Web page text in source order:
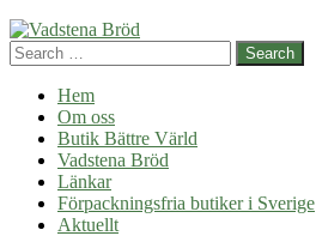
Search
Hem
Om oss
Butik Bättre Värld
Vadstena Bröd
Länkar
Förpackningsfria butiker i Sverige
Aktuellt